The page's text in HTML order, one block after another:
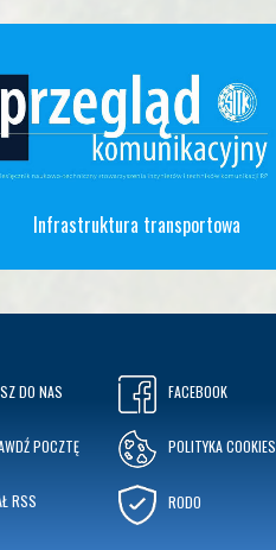
Infrastruktura transportowa
DO NAS
POCZTĘ
RSS
FACEBOOK
POLITYKA COOKIES
RODO